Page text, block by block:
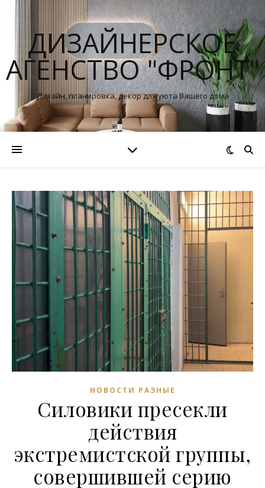
ДИЗАЙНЕРСКОЕ
АГЕНСТВО "ФРОНТ"
Дизайн, планировка, декор для уюта Вашего дома
НОВОСТИ РАЗНЫЕ
Силовики пресекли
действия
экстремистской группы,
совершившей серию